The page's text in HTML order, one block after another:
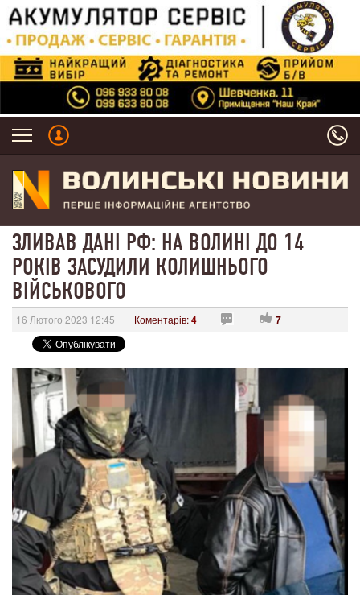
ЗЛИВАВ ДАНІ РФ: НА ВОЛИНІ ДО 14
РОКІВ ЗАСУДИЛИ КОЛИШНЬОГО
ВІЙСЬКОВОГО
16 Лютого 2023 12:45 Коментарів:4 7